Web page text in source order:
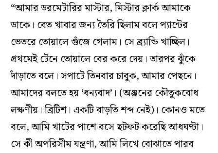
“আমার ডরমেটারির মাস্টার, মিস্টার ক্লার্ক আমাকে
ডাকে। বেত খাবার জন্য তৈরি ছিলাম বলে প্যান্টের
ভেতরে তোয়ালে গুঁজে গেলাম। সে ব্র্যান্ডি খাচ্ছিল।
প্রথমেই টেনে তোয়ালে বের করে দেয়। তারপর ঝুঁকে
দাঁড়াতে বলে। সপাটে তিনবার চাবুক, আমার পেছনে।
আমাদের বলতে হয় ‘ধন্যবাদ’। (অঞ্জনের কৌতুকবোধ
লক্ষণীয়। ব্রিটিশ। একটি বাড়তি শব্দ নেই)। কোনও মতে
বলে, আমি খাটের পাশে বসে ছটফট করেছি আধঘণ্টা।
সে কী অপরিসীম যন্ত্রণা, আমি লিখে বোঝাতে পারব